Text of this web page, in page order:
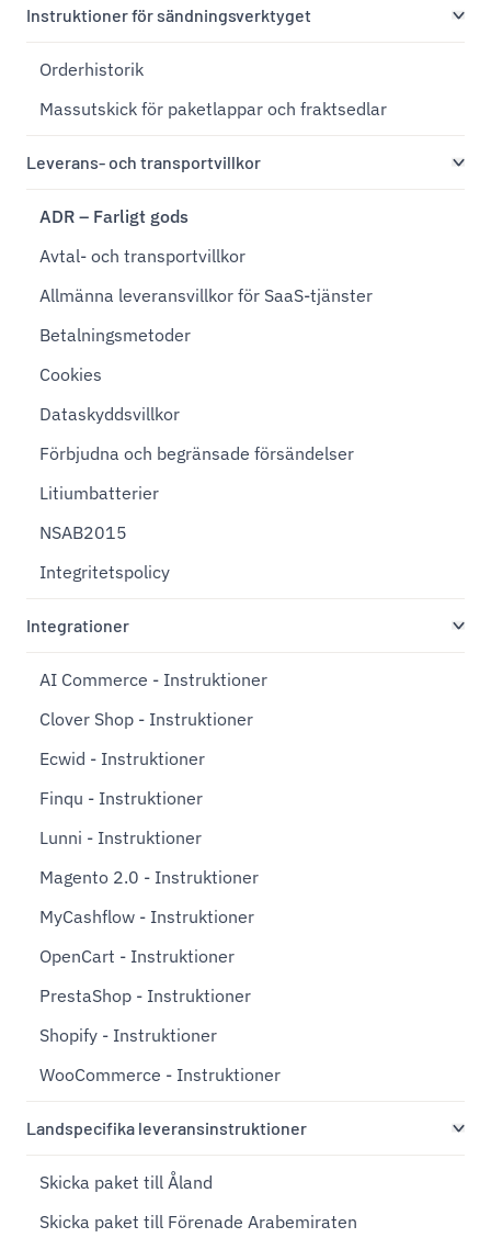
Instruktioner för sändningsverktyget
Orderhistorik
Massutskick för paketlappar och fraktsedlar
Leverans- och transportvillkor
ADR – Farligt gods
Avtal- och transportvillkor
Allmänna leveransvillkor för SaaS-tjänster
Betalningsmetoder
Cookies
Dataskyddsvillkor
Förbjudna och begränsade försändelser
Litiumbatterier
NSAB2015
Integritetspolicy
Integrationer
AI Commerce - Instruktioner
Clover Shop - Instruktioner
Ecwid - Instruktioner
Finqu - Instruktioner
Lunni - Instruktioner
Magento 2.0 - Instruktioner
MyCashflow - Instruktioner
OpenCart - Instruktioner
PrestaShop - Instruktioner
Shopify - Instruktioner
WooCommerce - Instruktioner
Landspecifika leveransinstruktioner
Skicka paket till Åland
Skicka paket till Förenade Arabemiraten